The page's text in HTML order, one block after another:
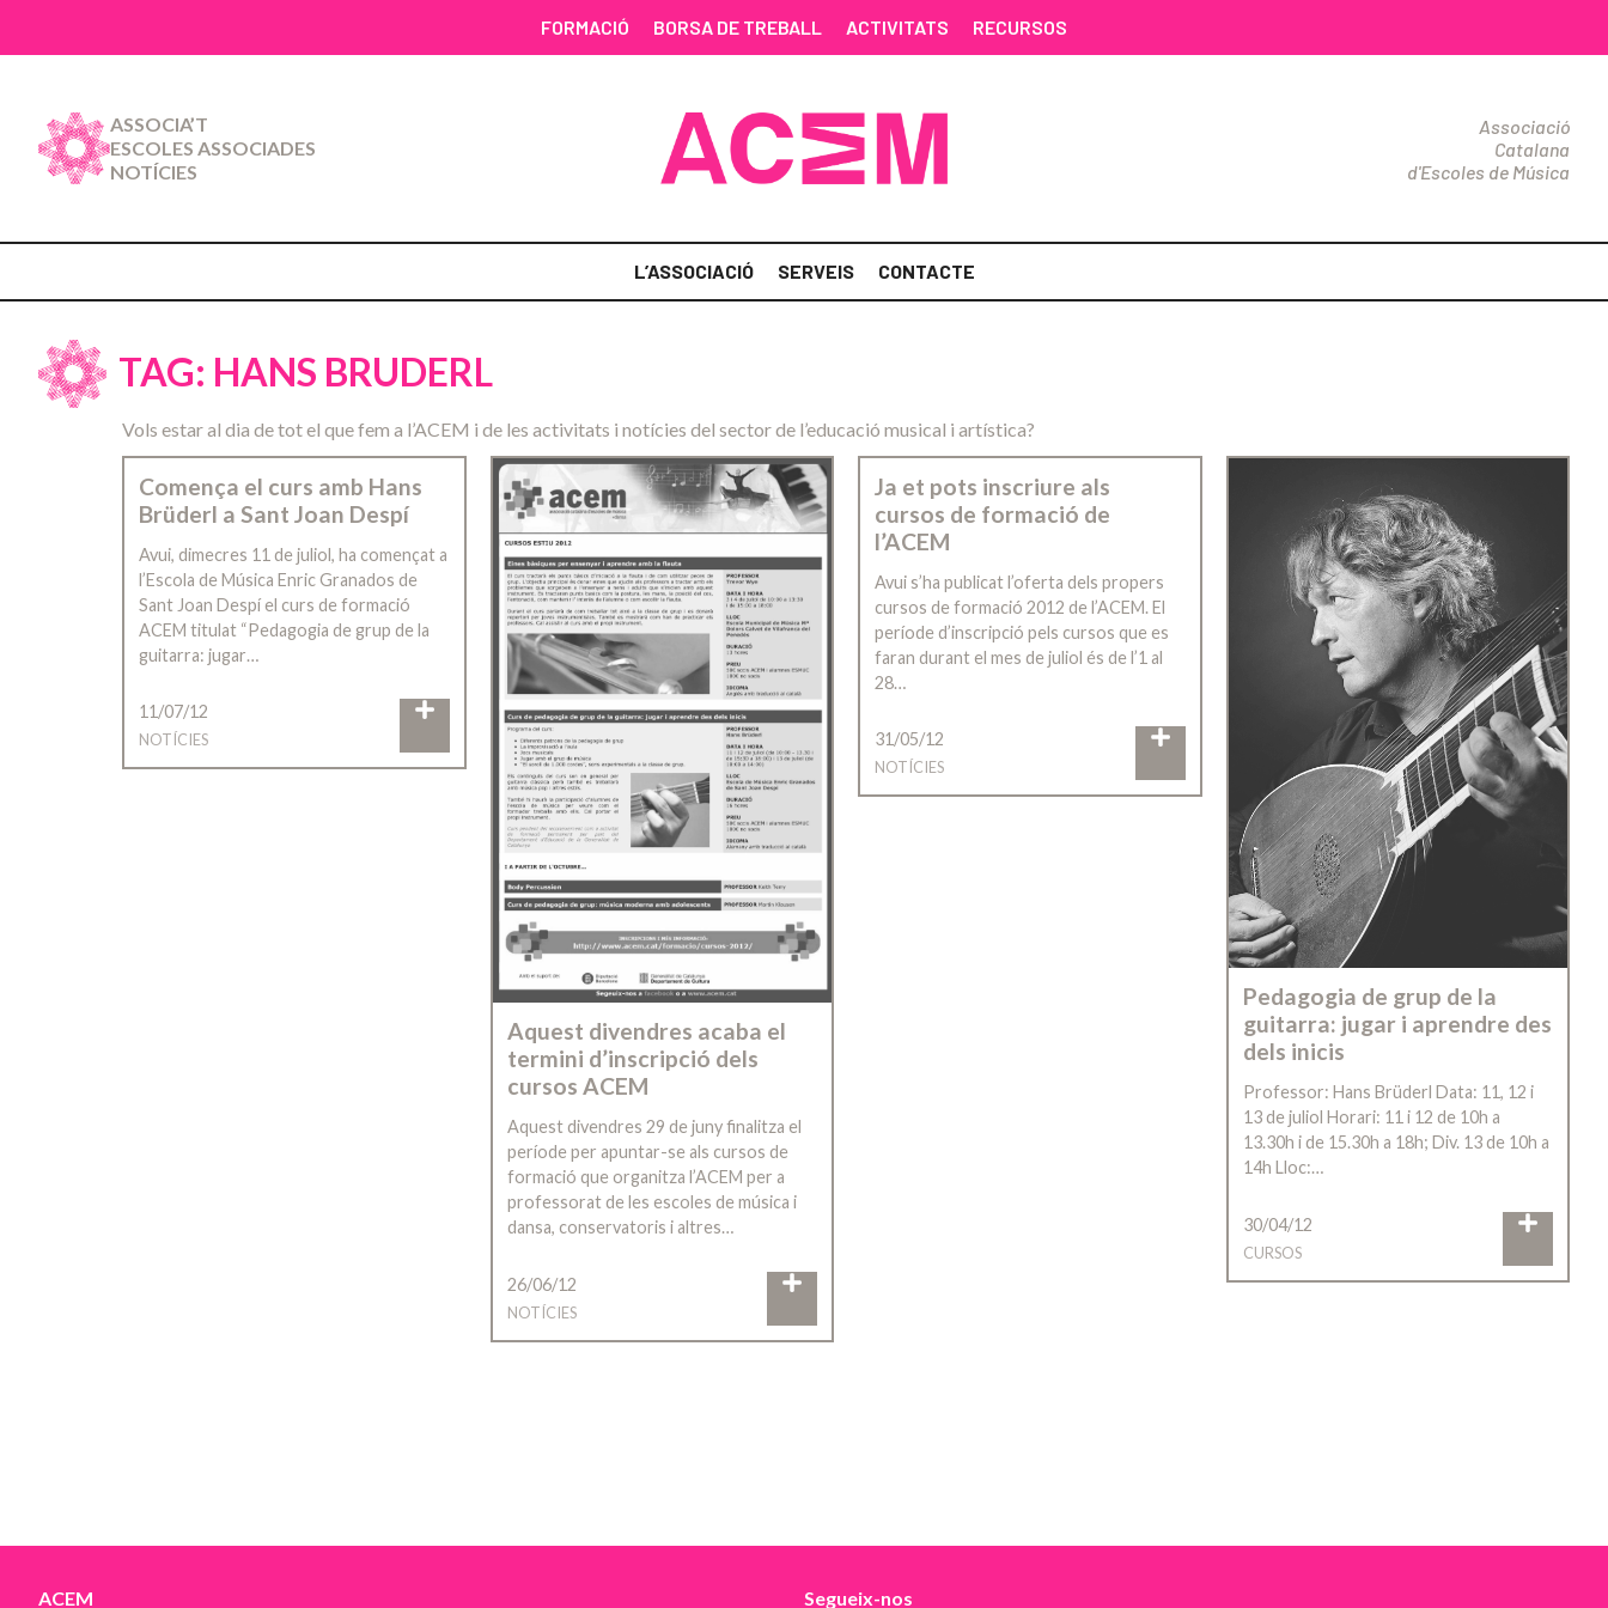
FORMACIÓ BORSA DE TREBALL ACTIVITATS RECURSOS
ASSOCIA’T
ESCOLES ASSOCIADES
NOTÍCIES
Associació
Catalana
d'Escoles de Música
L’ASSOCIACIÓ SERVEIS CONTACTE
TAG: HANS BRUDERL
Vols estar al dia de tot el que fem a l’ACEM i de les activitats i notícies del sector de l’educació musical i artística?
Comença el curs amb Hans
Brüderl a Sant Joan Despí
Avui, dimecres 11 de juliol, ha començat a
l’Escola de Música Enric Granados de
Sant Joan Despí el curs de formació
ACEM titulat “Pedagogia de grup de la
guitarra: jugar…
11/07/12
NOTÍCIES
Aquest divendres acaba el
termini d’inscripció dels
cursos ACEM
Aquest divendres 29 de juny finalitza el
període per apuntar-se als cursos de
formació que organitza l’ACEM per a
professorat de les escoles de música i
dansa, conservatoris i altres…
26/06/12
NOTÍCIES
Ja et pots inscriure als
cursos de formació de
l’ACEM
Avui s’ha publicat l’oferta dels propers
cursos de formació 2012 de l’ACEM. El
període d’inscripció pels cursos que es
faran durant el mes de juliol és de l’1 al
28…
31/05/12
NOTÍCIES
Pedagogia de grup de la
guitarra: jugar i aprendre des
dels inicis
Professor: Hans Brüderl Data: 11, 12 i
13 de juliol Horari: 11 i 12 de 10h a
13.30h i de 15.30h a 18h; Div. 13 de 10h a
14h Lloc:…
30/04/12
CURSOS
ACEM Segueix-nos